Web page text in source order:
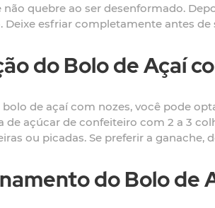
quebre ao ser desenformado.
Deixe esfriar completamente antes de
do Bolo de Açaí
bolo de açaí com nozes, você pode
de açúcar de confeiteiro com 2 a 3
ou picadas. Se preferir a
do Bolo de